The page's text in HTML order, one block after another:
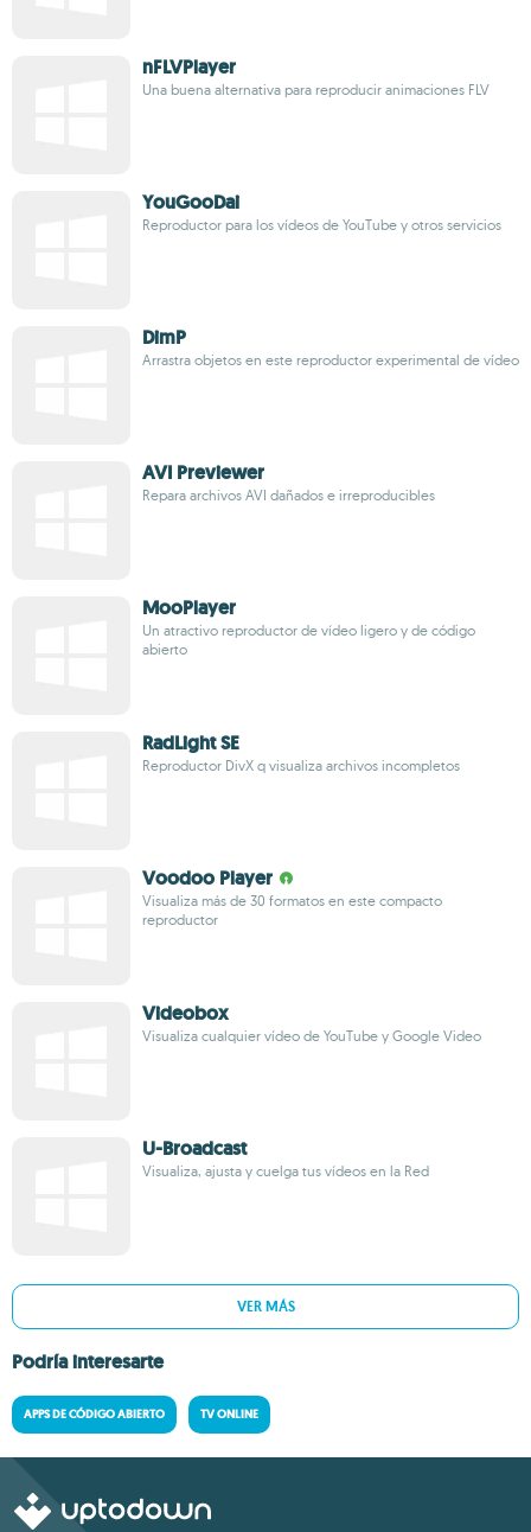
nFLVPlayer
Una buena alternativa para reproducir animaciones FLV
YouGooDai
Reproductor para los vídeos de YouTube y otros servicios
DimP
Arrastra objetos en este reproductor experimental de vídeo
AVI Previewer
Repara archivos AVI dañados e irreproducibles
MooPlayer
Un atractivo reproductor de vídeo ligero y de código
abierto
RadLight SE
Reproductor DivX q visualiza archivos incompletos
Voodoo Player
Visualiza más de 30 formatos en este compacto
reproductor
Videobox
Visualiza cualquier vídeo de YouTube y Google Video
U-Broadcast
Visualiza, ajusta y cuelga tus vídeos en la Red
VER MÁS
Podría interesarte
APPS DE CÓDIGO ABIERTO TV ONLINE